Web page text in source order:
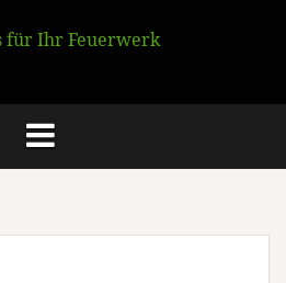
für Ihr Feuerwerk